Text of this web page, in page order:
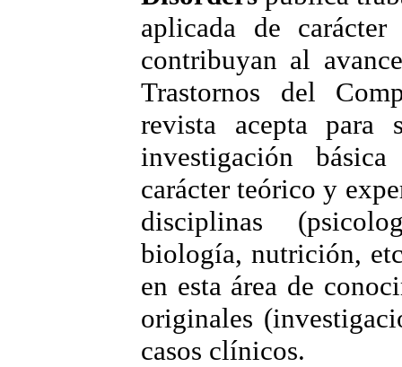
aplicada de
contribuyan al
Trastornos del
revista acepta para
investigación
carácter teórico y
disciplinas
biología, nutrición,
en esta área de
originales
casos clínicos.